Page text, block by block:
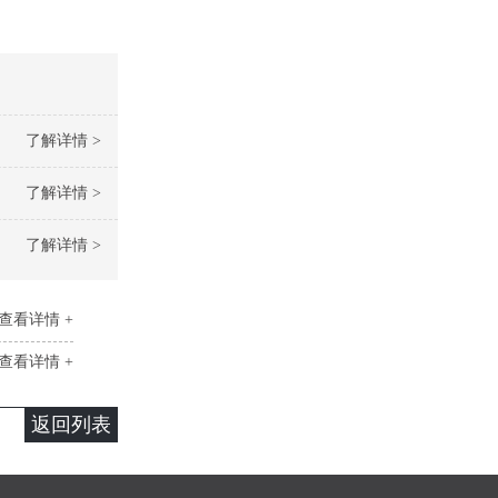
了解详情 >
了解详情 >
了解详情 >
看详情 +
看详情 +
返回列表